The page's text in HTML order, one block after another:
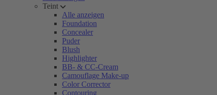
Teint
Alle anzeigen
Foundation
Concealer
Puder
Blush
Highlighter
BB- & CC-Cream
Camouflage Make-up
Color Corrector
Contouring